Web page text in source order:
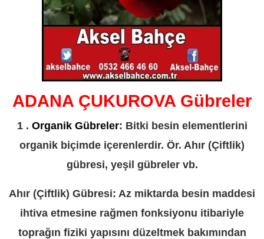
ADANA ÇUKUROVA Gübreler
1 . Organik Gübreler: Bitki besin elementlerini
organik biçimde içerenlerdir. Ör. Ahır (Çiftlik)
gübresi, yeşil gübreler vb.
Ahır (Çiftlik) Gübresi: Az miktarda besin maddesi
ihtiva etmesine rağmen fonksiyonu itibariyle
toprağın fiziki yapısını düzeltmek bakımından